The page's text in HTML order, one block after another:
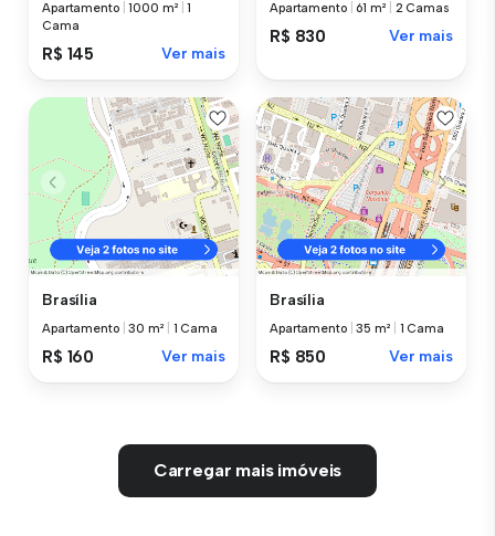
Apartamento |1000 m² |1
Cama
R$ 145 Ver mais
Apartamento 61 m² 2 Camas
R$ 830 Ver mais
Brasília
Apartamento |30 m² 1 Cama
R$ 160 Ver mais
Brasília
Apartamento |35 m² 1 Cama
R$ 850 Ver mais
Carregar mais imóveis